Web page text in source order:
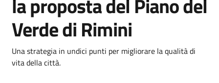
la proposta del Piano del
Verde di Rimini
Dettagli
Descrizione breve
Una strategia in undici punti per migliorare la qualità di
vita della città.